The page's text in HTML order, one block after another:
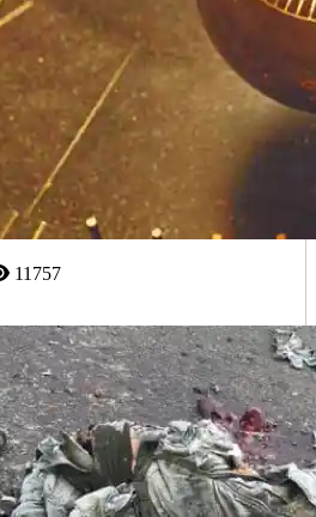
11757